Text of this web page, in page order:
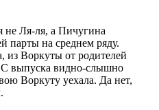
не Ля-ля, а Пичугина
парты на среднем ряду.
из Воркуты от родителей
С выпуска видно-слышно
Воркуту уехала. Да нет,